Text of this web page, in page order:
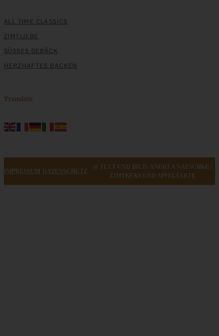
ALL TIME CLASSICS
ZIMTLIEBE
SÜSSES GEBÄCK
HERZHAFTES BACKEN
Translate
IMPRESSUM DATENSCHUTZ
@ TEXT UND BILD: ANDREA NATSCHKE |
ZIMTKEKS UND APFELTARTE